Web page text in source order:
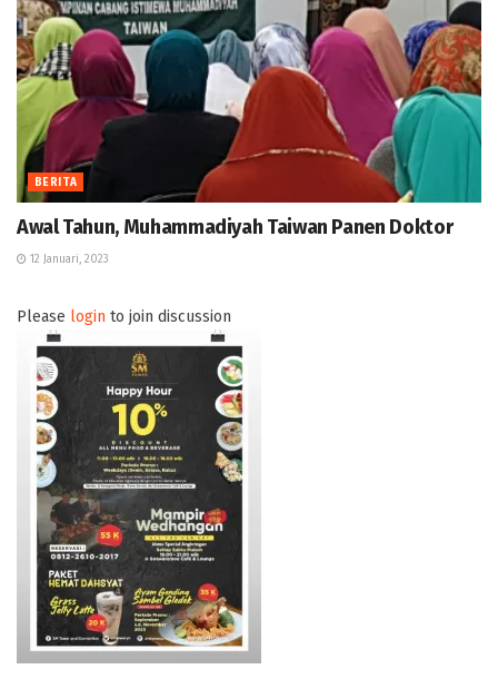
BERITA
Awal Tahun, Muhammadiyah Taiwan Panen Doktor
12 Januari, 2023
Please login to join discussion